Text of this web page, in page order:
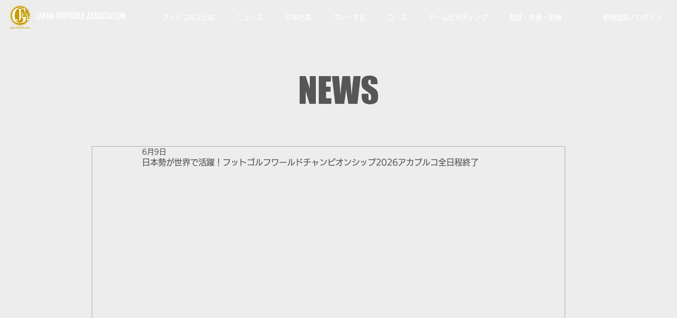
NEWS
日本勢が世界で活躍！フットゴルフワールドチャンピオンシップ2026アカプルコ全日程終了
6月9日